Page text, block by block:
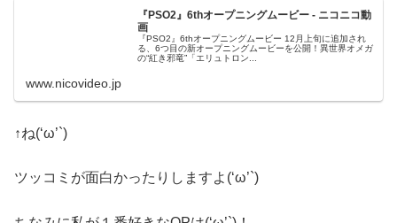
『PSO2』6thオープニングムービー - ニコニコ動
画
『PSO2』6thオープニングムービー 12月上旬に追加され
る、6つ目の新オープニングムービーを公開！異世界オメガ
の“紅き邪竜”「エリュトロン...
www.nicovideo.jp
↑ね(‘ω’`)
ツッコミが面白かったりしますよ(‘ω’`)